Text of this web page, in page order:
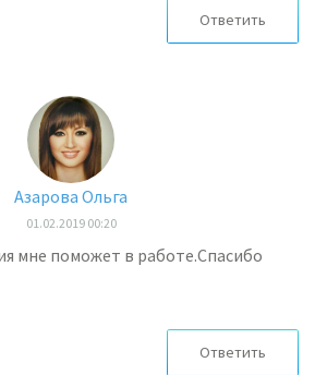
Ответить
Азарова Ольга
01.02.2019 00:20
мне поможет в работе.Спасибо
Ответить